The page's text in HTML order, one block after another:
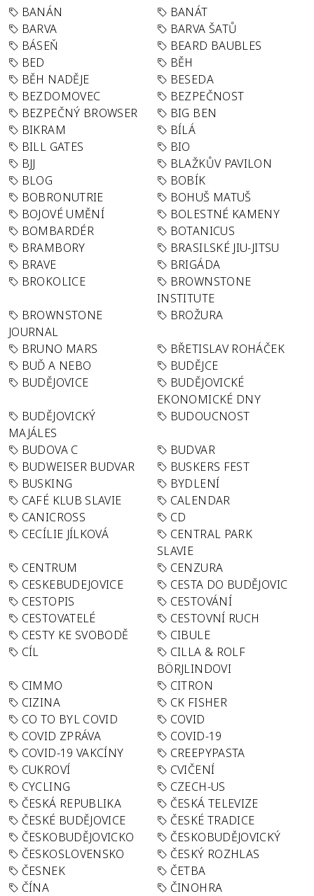
BANÁN
BANÁT
BARVA
BARVA ŠATŮ
BÁSEŇ
BEARD BAUBLES
BED
BĚH
BĚH NADĚJE
BESEDA
BEZDOMOVEC
BEZPEČNOST
BEZPEČNÝ BROWSER
BIG BEN
BIKRAM
BÍLÁ
BILL GATES
BIO
BJJ
BLAŽKŮV PAVILON
BLOG
BOBÍK
BOBRONUTRIE
BOHUŠ MATUŠ
BOJOVÉ UMĚNÍ
BOLESTNÉ KAMENY
BOMBARDÉR
BOTANICUS
BRAMBORY
BRASILSKÉ JIU-JITSU
BRAVE
BRIGÁDA
BROKOLICE
BROWNSTONE
INSTITUTE
BROWNSTONE
JOURNAL
BROŽURA
BRUNO MARS
BŘETISLAV ROHÁČEK
BUĎ A NEBO
BUDĚJCE
BUDĚJOVICE
BUDĚJOVICKÉ
EKONOMICKÉ DNY
BUDĚJOVICKÝ
MAJÁLES
BUDOUCNOST
BUDOVA C
BUDVAR
BUDWEISER BUDVAR
BUSKERS FEST
BUSKING
BYDLENÍ
CAFÉ KLUB SLAVIE
CALENDAR
CANICROSS
CD
CECÍLIE JÍLKOVÁ
CENTRAL PARK
SLAVIE
CENTRUM
CENZURA
CESKEBUDEJOVICE
CESTA DO BUDĚJOVIC
CESTOPIS
CESTOVÁNÍ
CESTOVATELÉ
CESTOVNÍ RUCH
CESTY KE SVOBODĚ
CIBULE
CÍL
CILLA & ROLF
BÖRJLINDOVI
CIMMO
CITRON
CIZINA
CK FISHER
CO TO BYL COVID
COVID
COVID ZPRÁVA
COVID-19
COVID-19 VAKCÍNY
CREEPYPASTA
CUKROVÍ
CVIČENÍ
CYCLING
CZECH-US
ČESKÁ REPUBLIKA
ČESKÁ TELEVIZE
ČESKÉ BUDĚJOVICE
ČESKÉ TRADICE
ČESKOBUDĚJOVICKO
ČESKOBUDĚJOVICKÝ
ČESKOSLOVENSKO
ČESKÝ ROZHLAS
ČESNEK
ČETBA
ČÍNA
ČINOHRA